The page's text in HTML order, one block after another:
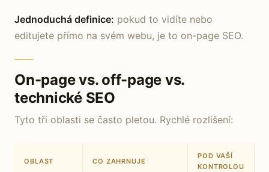
Jednoduchá definice: pokud to vidíte nebo
editujete přímo na svém webu, je to on-page SEO.
On-page vs. off-page vs.
technické SEO
Tyto tři oblasti se často pletou. Rychlé rozlišení:
OBLAST CO ZAHRNUJE
POD VAŠÍ
KONTROLOU